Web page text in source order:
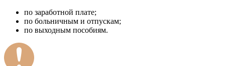
по заработной плате;
по больничным и отпускам;
по выходным пособиям.